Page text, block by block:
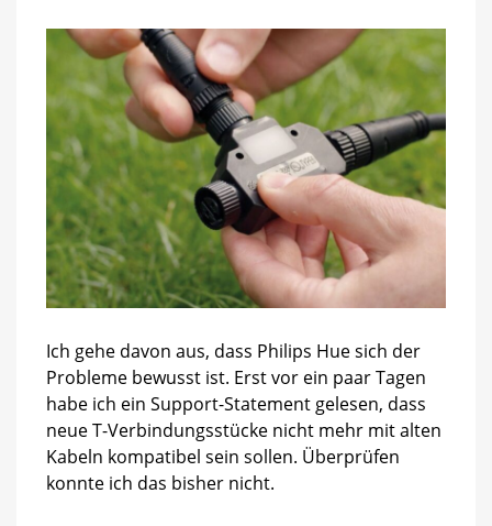
Ich gehe davon aus, dass Philips Hue sich der
Probleme bewusst ist. Erst vor ein paar Tagen
habe ich ein Support-Statement gelesen, dass
neue T-Verbindungsstücke nicht mehr mit alten
Kabeln kompatibel sein sollen. Überprüfen
konnte ich das bisher nicht.